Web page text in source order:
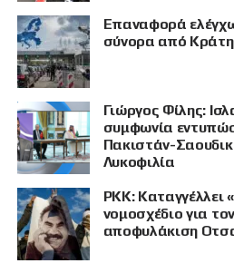
ΠΡΟΒΟΛΗ
Επαναφορά
σύνορα από
Γιώργος Φίλης:
συμφωνία
Πακιστάν-
Λυκοφιλία
PKK: Καταγγέλλει
νομοσχέδιο για
αποφυλάκιση